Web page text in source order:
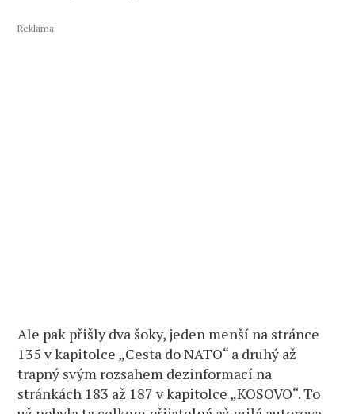
Reklama
Ale pak přišly dva šoky, jeden menší na stránce
135 v kapitolce „Cesta do NATO“ a druhý až
trapný svým rozsahem dezinformací na
stránkách 183 až 187 v kapitolce „KOSOVO“. To